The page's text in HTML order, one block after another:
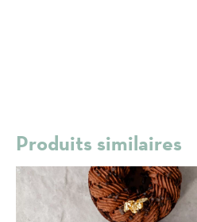
Produits similaires